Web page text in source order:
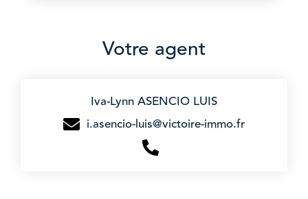
Votre agent
Iva-Lynn ASENCIO LUIS
i.asencio-luis@victoire-immo.fr